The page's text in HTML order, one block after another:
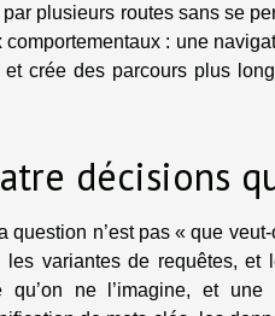
plusieurs routes sans se
: une
crée des parcours plus
décisions
question n’est pas « que
variantes de requêtes, et
qu’on ne l’imagine, et